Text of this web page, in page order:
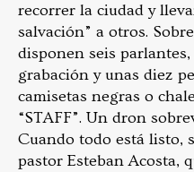
recorrer la ciudad y
salvación” a otros.
disponen seis
grabación y unas diez
camisetas negras o
“STAFF”. Un dron
Cuando todo está listo,
pastor Esteban Acosta,